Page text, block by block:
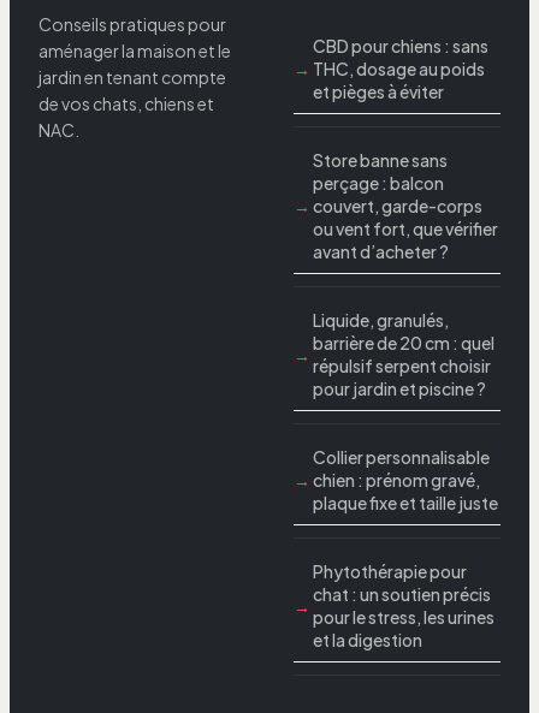
Conseils pratiques pour
aménager la maison et le
jardin en tenant compte
de vos chats, chiens et
NAC.
CBD pour chiens : sans
THC, dosage au poids
et pièges à éviter
Store banne sans
perçage : balcon
couvert, garde-corps
ou vent fort, que vérifier
avant d’acheter ?
Liquide, granulés,
barrière de 20 cm : quel
répulsif serpent choisir
pour jardin et piscine ?
Collier personnalisable
chien : prénom gravé,
plaque fixe et taille juste
Phytothérapie pour
chat : un soutien précis
pour le stress, les urines
et la digestion